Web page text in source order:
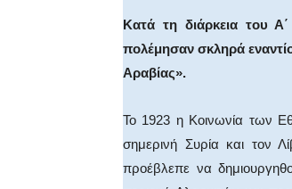
Κατά τη διάρκεια του
πολέμησαν σκληρά
Αραβίας».
Το 1923 η Κοινωνία των
σημερινή Συρία και τον
προέβλεπε να